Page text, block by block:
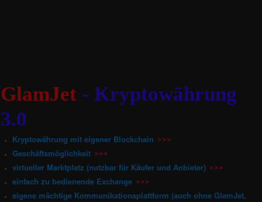
GlamJet - Kryptowährung
3.0
Kryptowährung mit eigener Blockchain >>>
Geschäftsmöglichkeit >>>
virtueller Marktplatz (nutzbar für Käufer und Anbieter) >>>
einfach zu bedienende Exchange >>>
eigene mächtige Kommunikationsplattform (auch ohne GlamJet,